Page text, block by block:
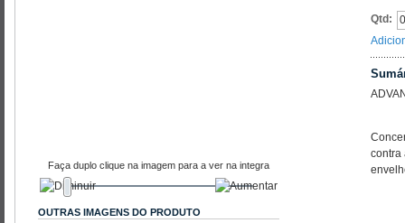
Qtd:
contra
Faça duplo clique na imagem para a ver na integra
OUTRAS IMAGENS DO PRODUTO